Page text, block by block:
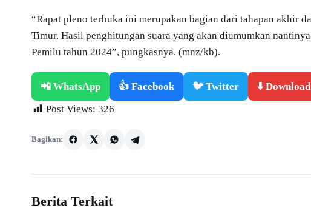
“Rapat pleno terbuka ini merupakan bagian dari tahapan akhir
Timur. Hasil penghitungan suara yang akan diumumkan
Pemilu tahun 2024”, pungkasnya. (mnz/kb).
📲 WhatsApp 👍 Facebook 🐦 Twitter
⬇️
Post Views: 326
Bagikan:
Berita Terkait